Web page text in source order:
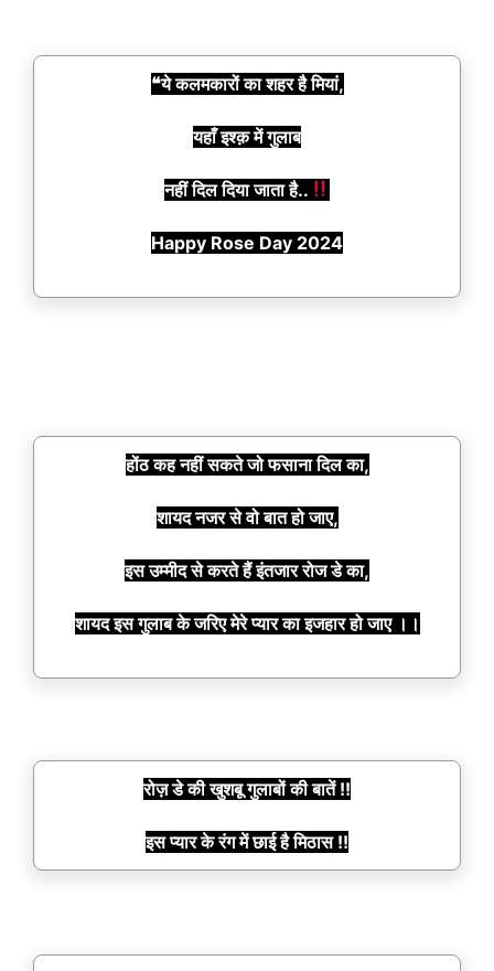
❝ये कलमकारों का शहर है मियां,
यहाँ इश्क़ में गुलाब
नहीं दिल दिया जाता है..
Happy Rose Day 2024
होंठ कह नहीं सकते जो फसाना दिल का,
शायद नजर से वो बात हो जाए,
इस उम्मीद से करते हैं इंतजार रोज डे का,
शायद इस गुलाब के जरिए मेरे प्यार का इजहार हो जाए ।।
रोज़ डे की खुशबू गुलाबों की बातें !!
इस प्यार के रंग में छाई है मिठास !!